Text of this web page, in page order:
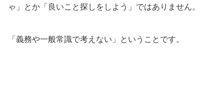
ゃ」とか「良いこと探しをしよう」ではありません。
「義務や一般常識で考えない」ということです。